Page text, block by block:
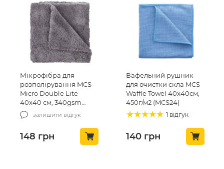
Мікрофібра для
розполірування MCS
Micro Double Lite
40х40 см, 340gsm
(MCS-03/1)
залишити відгук
148 грн
Вафельний рушник
для очистки скла MCS
Waffle Towel 40х40см,
450г/м2 (MCS24)
1 відгук
140грн